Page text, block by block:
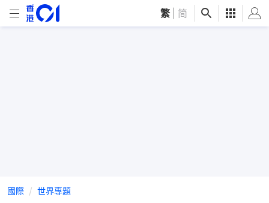
繁 简
國際 世界專題